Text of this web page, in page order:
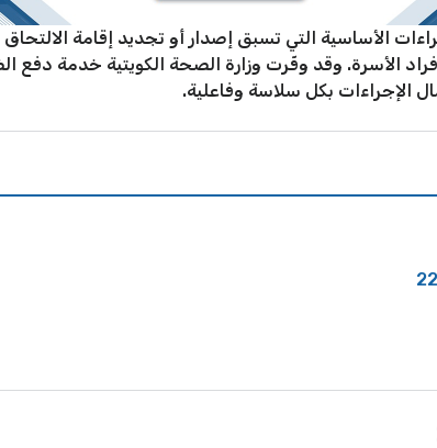
الصحي وفق المادة 22 من الإجراءات الأساسية التي تسبق إصدار أو
الأسرة. وقد وفّرت وزارة الصحة الكويتية خدمة دفع
الإجراءات بكل سلاسة وفاعلية.